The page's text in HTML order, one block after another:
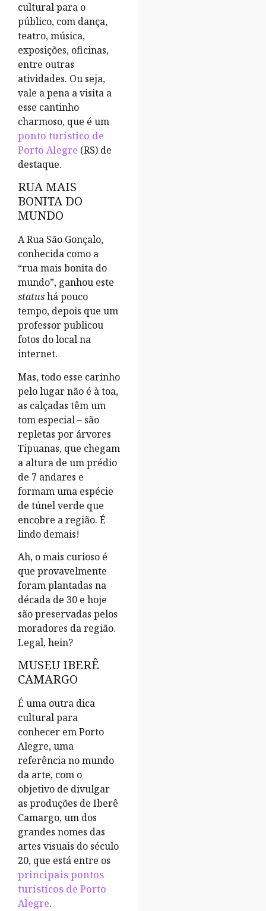
cultural para o
público, com dança,
teatro, música,
exposições, oficinas,
entre outras
atividades. Ou seja,
vale a pena a visita a
esse cantinho
charmoso, que é um
ponto turístico de
Porto Alegre (RS) de
destaque.
RUA MAIS
BONITA DO
MUNDO
A Rua São Gonçalo,
conhecida como a
“rua mais bonita do
mundo”, ganhou este
statushá pouco
tempo, depois que um
professor publicou
fotos do local na
internet.
Mas, todo esse carinho
pelo lugar não é à toa,
as calçadas têm um
tom especial – são
repletas por árvores
Tipuanas, que chegam
a altura de um prédio
de 7 andares e
formam uma espécie
de túnel verde que
encobre a região. É
lindo demais!
Ah, o mais curioso é
que provavelmente
foram plantadas na
década de 30 e hoje
são preservadas pelos
moradores da região.
Legal, hein?
MUSEU IBERÊ
CAMARGO
É uma outra dica
cultural para
conhecer em Porto
Alegre, uma
referência no mundo
da arte, com o
objetivo de divulgar
as produções de Iberê
Camargo, um dos
grandes nomes das
artes visuais do século
20, que está entre os
principais pontos
turísticos de Porto
Alegre.